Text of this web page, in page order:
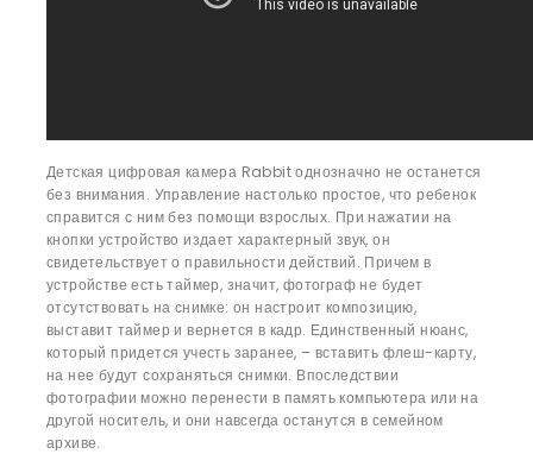
Детская цифровая камера Rabbit однозначно не останется
без внимания. Управление настолько простое, что ребенок
справится с ним без помощи взрослых. При нажатии на
кнопки устройство издает характерный звук, он
свидетельствует о правильности действий. Причем в
устройстве есть таймер, значит, фотограф не будет
отсутствовать на снимке: он настроит композицию,
выставит таймер и вернется в кадр. Единственный нюанс,
который придется учесть заранее, – вставить флеш-карту,
на нее будут сохраняться снимки. Впоследствии
фотографии можно перенести в память компьютера или на
другой носитель, и они навсегда останутся в семейном
архиве.